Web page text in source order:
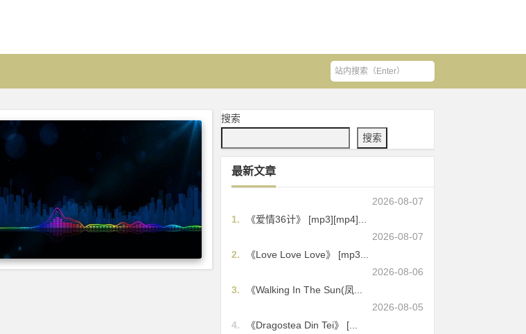
搜索
搜索
最新文章
2026-08-07
1.
《爱情36计》 [mp3][mp4]...
2026-08-07
2.
《Love Love Love》 [mp3...
2026-08-06
3.
《Walking In The Sun(凤...
2026-08-05
4.
《Dragostea Din Tei》 [...